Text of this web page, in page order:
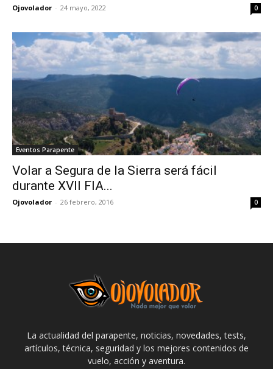
Ojovolador - 24 mayo, 2022 0
Eventos Parapente
Volar a Segura de la Sierra será fácil
durante XVII FIA...
Ojovolador - 26 febrero, 2016 0
La actualidad del parapente, noticias, novedades, tests,
artículos, técnica, seguridad y los mejores contenidos de
vuelo, acción y aventura.